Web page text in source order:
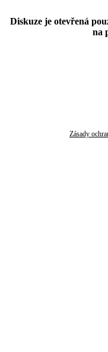
Diskuze je otevřená
na
Zásady